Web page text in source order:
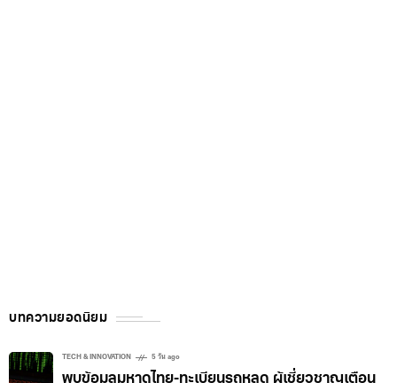
บทความยอดนิยม
TECH & INNOVATION 5 วัน ago
พบข้อมูลมหาดไทย-ทะเบียนรถหลุด ผู้เชี่ยวชาญเตือน